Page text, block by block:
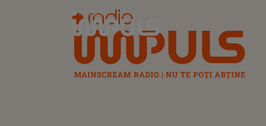
Radio Impuls